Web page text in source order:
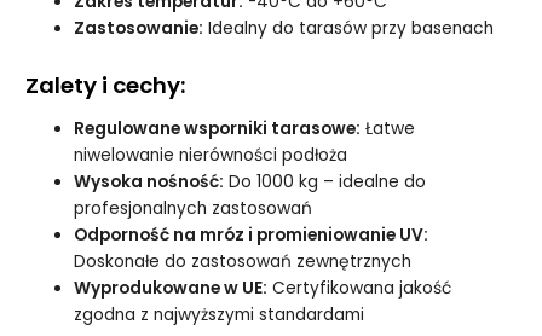
Zastosowanie: Idealny do tarasów przy basenach
Zalety i cechy:
Regulowane wsporniki tarasowe: Łatwe
niwelowanie nierówności podłoża
Wysoka nośność: Do 1000 kg – idealne do
profesjonalnych zastosowań
Odporność na mróz i promieniowanie UV:
Doskonałe do zastosowań zewnętrznych
Wyprodukowane w UE: Certyfikowana jakość
zgodna z najwyższymi standardami